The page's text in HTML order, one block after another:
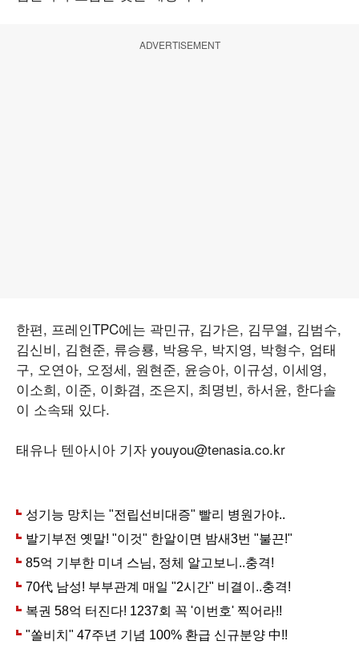
ADVERTISEMENT
한편, 프레인TPC에는 곽민규, 김가은, 김무열, 김범수,
김신비, 김현준, 류승룡, 박용우, 박지영, 박형수, 엄태
구, 오연아, 오정세, 원현준, 윤승아, 이규성, 이세영,
이소희, 이준, 이화겸, 조은지, 최명빈, 하서윤, 한다솔
이 소속돼 있다.
태유나 텐아시아 기자 youyou@tenasia.co.kr